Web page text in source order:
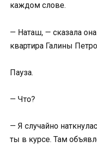
каждом слове.
— Наташ, — сказала
квартира Галины
Пауза.
— Что?
— Я случайно
ты в курсе. Там